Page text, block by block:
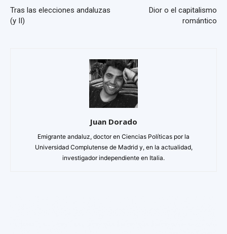
Tras las elecciones andaluzas
(y II)
Dior o el capitalismo
romántico
Juan Dorado
Emigrante andaluz, doctor en Ciencias Políticas por la
Universidad Complutense de Madrid y, en la actualidad,
investigador independiente en Italia.